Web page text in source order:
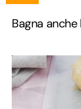
Bagna